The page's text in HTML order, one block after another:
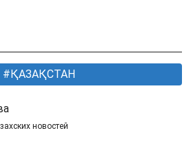
ҚАЗАҚСТАН
новостей